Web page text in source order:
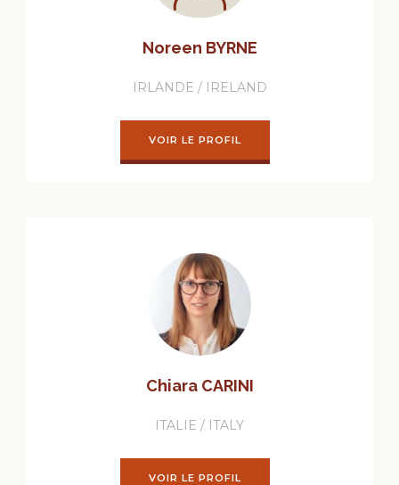
Noreen BYRNE
IRLANDE / IRELAND
VOIR LE PROFIL
Chiara CARINI
ITALIE / ITALY
VOIR LE PROFIL